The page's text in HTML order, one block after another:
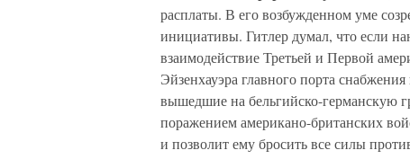
расплаты. В его возбужденном уме
инициативы. Гитлер думал, что если
взаимодействие Третьей и Первой
Эйзенхауэра главного порта
вышедшие на бельгийско-германскую
поражением американо-британских
и позволит ему бросить все силы